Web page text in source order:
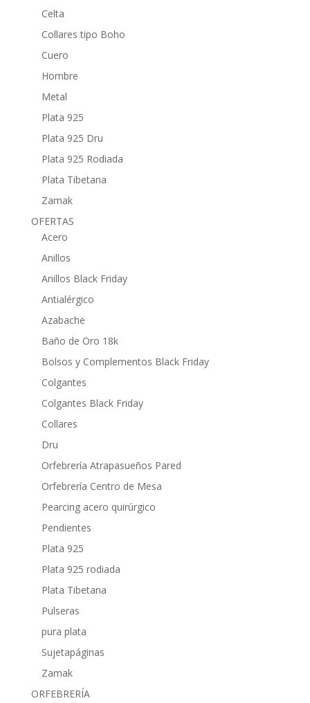
Celta
Collares tipo Boho
Cuero
Hombre
Metal
Plata 925
Plata 925 Dru
Plata 925 Rodiada
Plata Tibetana
Zamak
OFERTAS
Acero
Anillos
Anillos Black Friday
Antialérgico
Azabache
Baño de Oro 18k
Bolsos y Complementos Black Friday
Colgantes
Colgantes Black Friday
Collares
Dru
Orfebrería Atrapasueños Pared
Orfebrería Centro de Mesa
Pearcing acero quirúrgico
Pendientes
Plata 925
Plata 925 rodiada
Plata Tibetana
Pulseras
pura plata
Sujetapáginas
Zamak
ORFEBRERÍA